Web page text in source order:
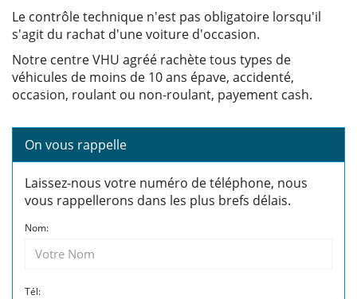
Le contrôle technique n'est pas obligatoire lorsqu'il
s'agit du rachat d'une voiture d'occasion.
Notre centre VHU agréé rachète tous types de
véhicules de moins de 10 ans épave, accidenté,
occasion, roulant ou non-roulant, payement cash.
On vous rappelle
Laissez-nous votre numéro de téléphone, nous
vous rappellerons dans les plus brefs délais.
Nom:
Tél: